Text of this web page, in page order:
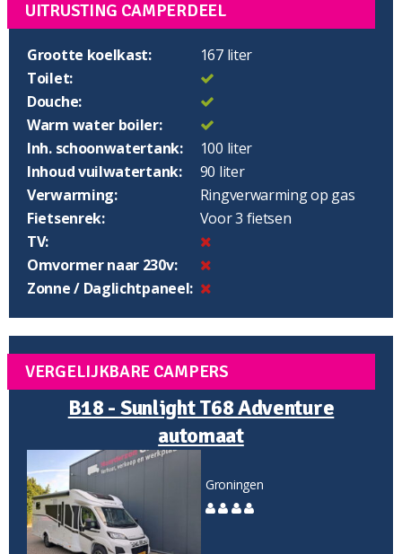
UITRUSTING CAMPERDEEL
Grootte koelkast:
167 liter
Toilet:
Douche:
Warm water boiler:
Inh. schoonwatertank:
100 liter
Inhoud vuilwatertank:
90 liter
Verwarming:
Ringverwarming op gas
Fietsenrek:
Voor 3 fietsen
TV:
Omvormer naar 230v:
Zonne / Daglichtpaneel:
VERGELIJKBARE CAMPERS
B18 - Sunlight T68 Adventure
automaat
Groningen